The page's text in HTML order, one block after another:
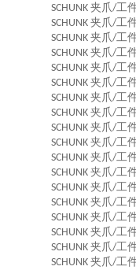
SCHUNK 夹爪/工
SCHUNK 夹爪/工
SCHUNK 夹爪/工
SCHUNK 夹爪/工
SCHUNK 夹爪/工
SCHUNK 夹爪/工
SCHUNK 夹爪/工
SCHUNK 夹爪/工
SCHUNK 夹爪/工
SCHUNK 夹爪/工
SCHUNK 夹爪/工
SCHUNK 夹爪/工
SCHUNK 夹爪/工
SCHUNK 夹爪/工
SCHUNK 夹爪/工
SCHUNK 夹爪/工
SCHUNK 夹爪/工
SCHUNK 夹爪/工